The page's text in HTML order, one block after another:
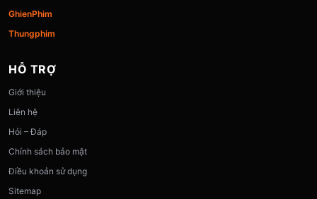
GhienPhim
Thungphim
HỖ TRỢ
Giới thiệu
Liên hệ
Hỏi – Đáp
Chính sách bảo mật
Điều khoản sử dụng
Sitemap